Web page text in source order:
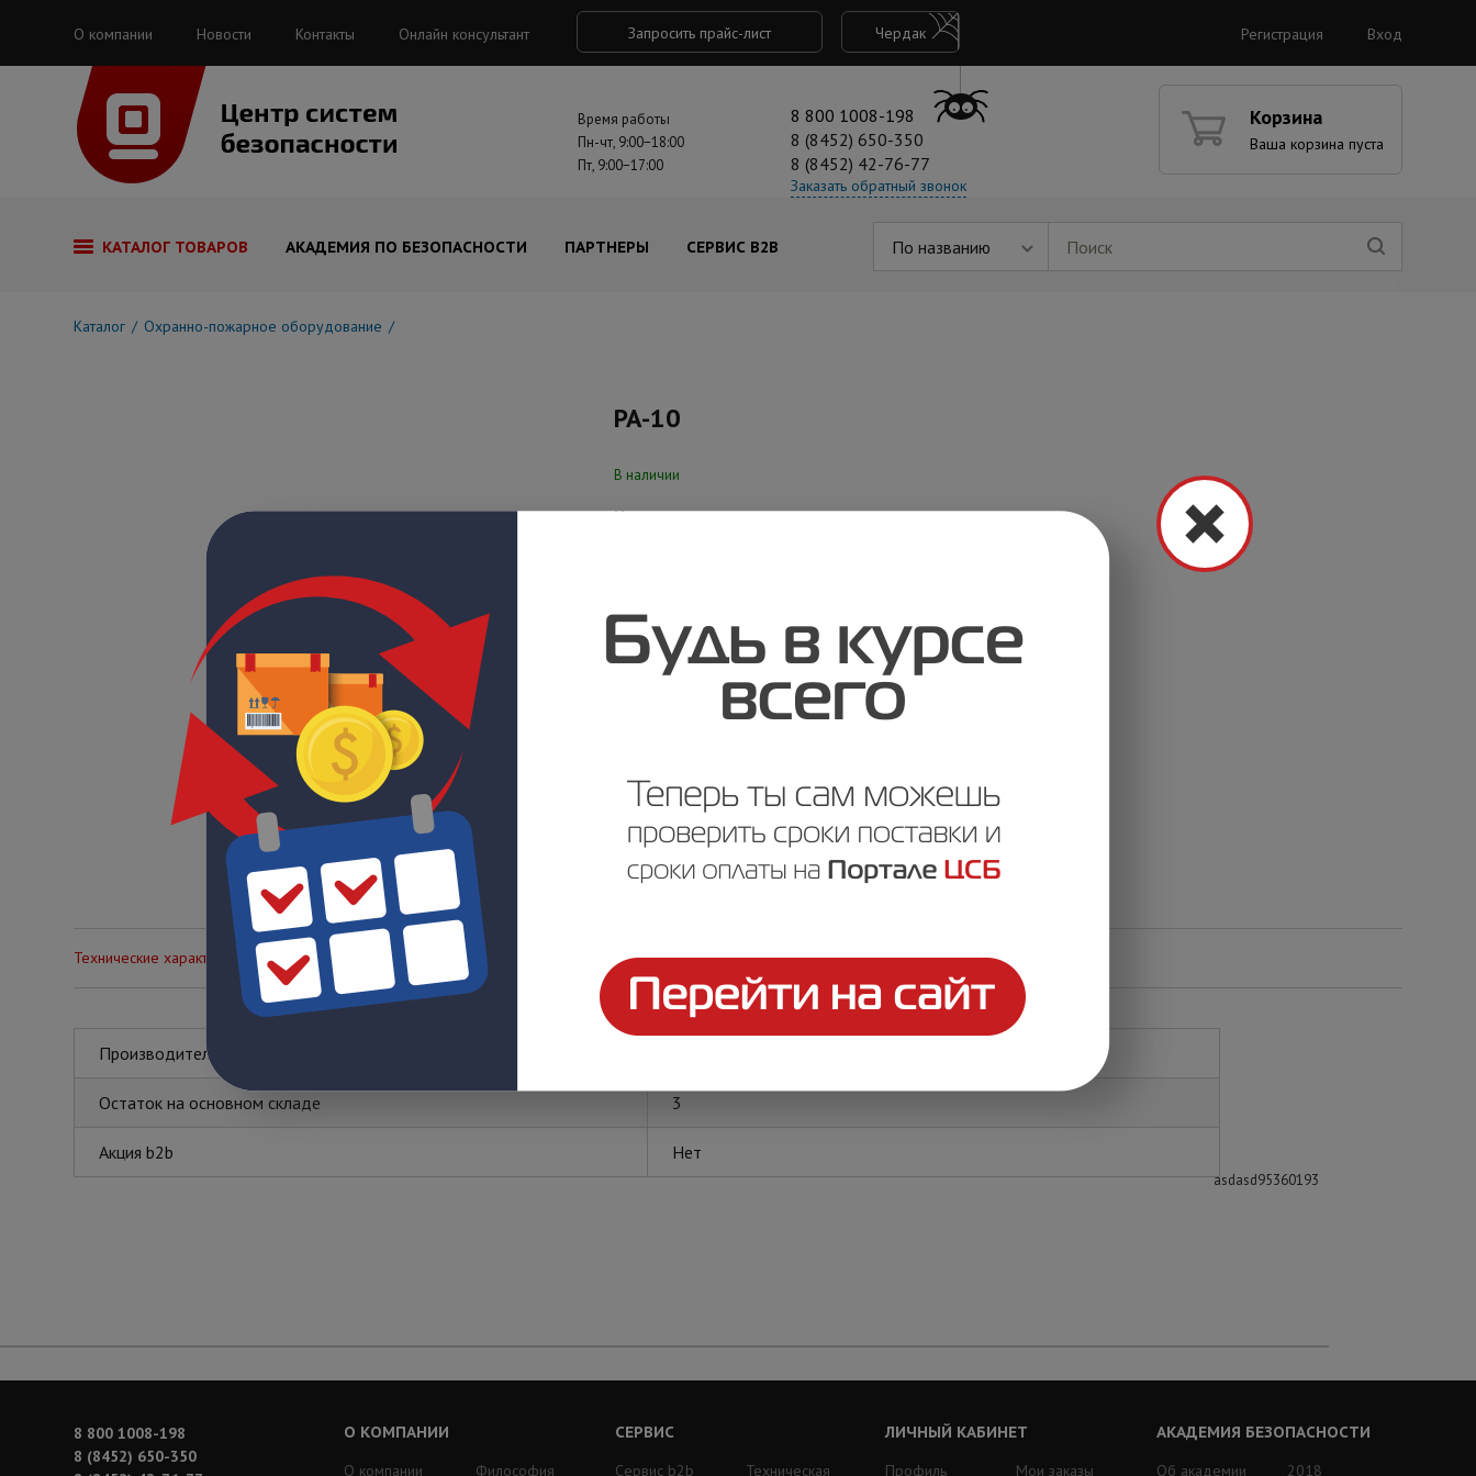
asdasd95360193
О компании Новости Контакты Онлайн консультант Запросить прайс-лист Чердак Регистрация Вход
Время работы
Пн-чт, 9:00−18:00
Пт, 9:00−17:00
8 800 1008-198
8 (8452) 650-350
8 (8452) 42-76-77
Заказать обратный звонок
Корзина
Ваша корзина пуста
КАТАЛОГ ТОВАРОВ АКАДЕМИЯ ПО БЕЗОПАСНОСТИ ПАРТНЕРЫ СЕРВИС B2B По названию
Каталог Охранно-пожарное оборудование
PA-10
В наличии
Цена по запросу
Технические характеристики
Производитель
Остаток на основном складе 3
Акция b2b Нет
8 800 1008-198
8 (8452) 650-350
О КОМПАНИИ
О компании
Философия
СЕРВИС
Сервис b2b
Техническая
ЛИЧНЫЙ КАБИНЕТ
Профиль
Мои заказы
АКАДЕМИЯ БЕЗОПАСНОСТИ
Об академии
2018